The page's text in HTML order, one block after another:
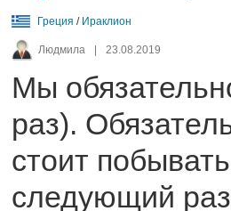
Греция / Ираклион
Людмила 23.08.2019
Мы
раз).
стоит
следующий